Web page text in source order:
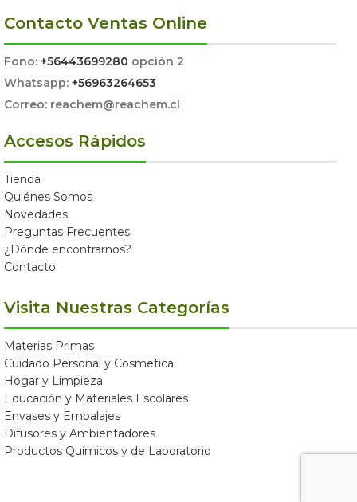
Contacto Ventas Online
Fono: +56443699280 opción 2
Whatsapp: +56963264653
Correo: reachem@reachem.cl
Accesos Rápidos
Tienda
Quiénes Somos
Novedades
Preguntas Frecuentes
¿Dónde encontrarnos?
Contacto
Visita Nuestras Categorías
Materias Primas
Cuidado Personal y Cosmetica
Hogar y Limpieza
Educación y Materiales Escolares
Envases y Embalajes
Difusores y Ambientadores
Productos Químicos y de Laboratorio